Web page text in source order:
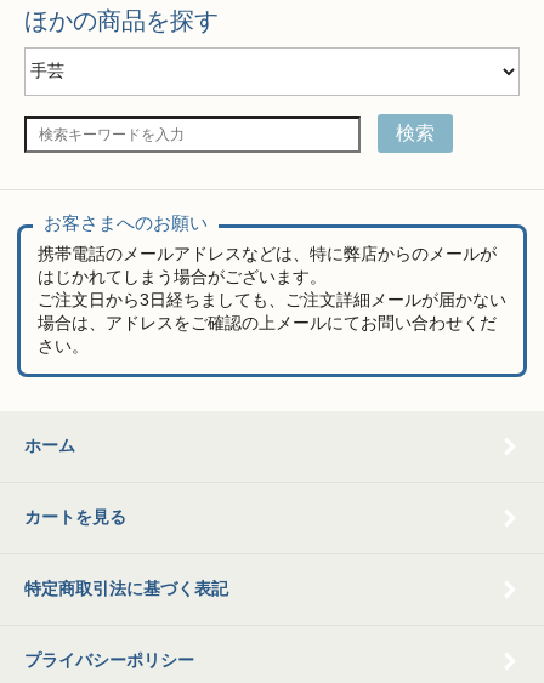
ほかの商品を探す
検索
お客さまへのお願い
携帯電話のメールアドレスなどは、特に弊店からのメールが
はじかれてしまう場合がございます。
ご注文日から3日経ちましても、ご注文詳細メールが届かない
場合は、アドレスをご確認の上メールにてお問い合わせくだ
さい。
ホーム
カートを見る
特定商取引法に基づく表記
プライバシーポリシー